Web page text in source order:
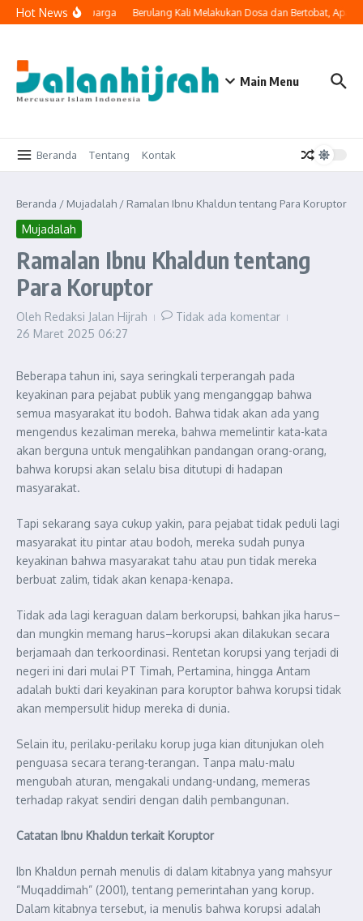
Lewati ke konten
Hot News
ke Ruang Keluarga Berulang Kali Melakukan Dosa dan Bertobat,
Main Menu
Beranda Tentang Kontak
Beranda / Mujadalah / Ramalan Ibnu Khaldun tentang Para Koruptor
Mujadalah
Ramalan Ibnu Khaldun tentang
Para Koruptor
Oleh Redaksi Jalan Hijrah
Tidak ada komentar
26 Maret 2025 06:27
Beberapa tahun ini, saya seringkali terperangah pada
keyakinan para pejabat publik yang menganggap bahwa
semua masyarakat itu bodoh. Bahwa tidak akan ada yang
mengendus kezaliman mereka, bahwa memelintir kata-kata
akan berguna untuk mengalihkan pandangan orang-orang,
bahwa korupsi akan selalu bisa ditutupi di hadapan
masyarakat.
Tapi sekarang saya cukup yakin, para pejabat tidak peduli lagi
masyarakat itu pintar atau bodoh, mereka sudah punya
keyakinan bahwa masyarakat tahu atau pun tidak mereka
berbuat zalim, tidak akan kenapa-kenapa.
Tidak ada lagi keraguan dalam berkorupsi, bahkan jika harus–
dan mungkin memang harus–korupsi akan dilakukan secara
berjamaah dan terkoordinasi. Rentetan korupsi yang terjadi di
negeri ini dari mulai PT Timah, Pertamina, hingga Antam
adalah bukti dari keyakinan para koruptor bahwa korupsi tidak
akan mempersulit hidup mereka di dunia.
Selain itu, perilaku-perilaku korup juga kian ditunjukan oleh
penguasa secara terang-terangan. Tanpa malu-malu
mengubah aturan, mengakali undang-undang, memeras
terhadap rakyat sendiri dengan dalih pembangunan.
Catatan Ibnu Khaldun terkait Koruptor
Ibn Khaldun pernah menulis di dalam kitabnya yang mahsyur
“Muqaddimah” (2001), tentang pemerintahan yang korup.
Dalam kitabnya tersebut, ia menulis bahwa korupsi adalah